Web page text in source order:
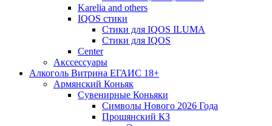
Karelia and others
IQOS стики
Стики для IQOS ILUMA
Стики для IQOS
Сenter
Акссессуары
Алкоголь Витрина ЕГАИС 18+
Армянский Коньяк
Сувенирные Коньяки
Символы Нового 2026 Года
Прошянский КЗ